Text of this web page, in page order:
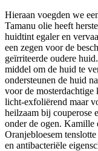
Hieraan voegden we
Tamanu olie heeft
huidtint egaler en
een zegen voor de
geïrriteerde oudere
middel om de huid te
ondersteunen de huid
voor de
licht-exfoliërend maar
heilzaam bij couperose
onder de ogen. Kamille
Oranjebloesem
en antibacteriële